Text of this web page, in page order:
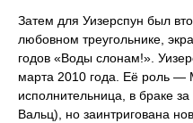
Затем для Уизерспун был
любовном треугольнике,
годов «Воды слонам!».
марта 2010 года. Её роль —
исполнительница, в браке
Вальц), но заинтригована